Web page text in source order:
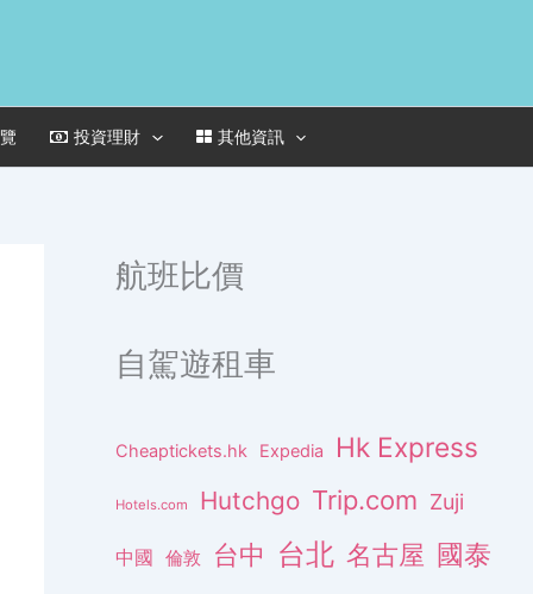
投資理財 其他資訊
航班比價
自駕遊租車
Cheaptickets.hk Expedia Hk Express
Hotels.com Hutchgo Trip.com Zuji
中國 倫敦 台中 台北 名古屋 國泰